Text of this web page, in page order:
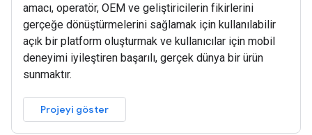
amacı, operatör, OEM ve geliştiricilerin fikirlerini
gerçeğe dönüştürmelerini sağlamak için kullanılabilir
açık bir platform oluşturmak ve kullanıcılar için mobil
deneyimi iyileştiren başarılı, gerçek dünya bir ürün
sunmaktır.
Projeyi göster